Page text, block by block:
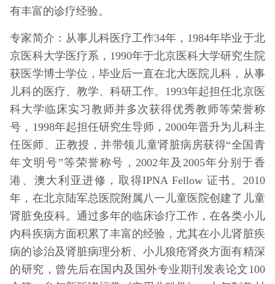
有丰富的诊疗经验。
专家简介：从事儿科医疗工作34年，1984年毕业于北
京医科大学医疗系，1990年于北京医科大学研究生院
获医学博士学位，毕业后一直在北大医院儿科，从事
儿科的医疗、教学、科研工作。1993年起担任北京医
科大学临床实习教师并多次获得优秀教师等荣誉称
号，1998年起担任研究生导师，2000年晋升为儿科主
任医师、正教授，并带领儿童肾脏病房获得“全国青
年文明号”等荣誉称号，2002年及2005年分别于香
港、澳大利亚进修，取得IPNA Fellow 证书。2010
年，在北京陆军总医院附属八一儿童医院创建了儿童
肾脏免疫科。通过多年的临床诊疗工作，在各类小儿
内科疾病方面积累了丰富的经验，尤其在小儿肾脏疾
病的诊治及肾脏病理分析、小儿狼疮肾炎方面有精深
的研究，曾先后在国内及国外专业期刊发表论文100